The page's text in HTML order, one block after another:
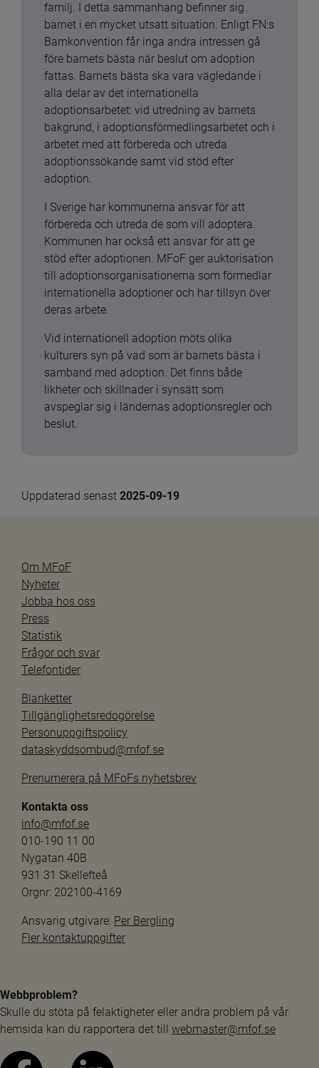
familj. I detta sammanhang befinner sig
barnet i en mycket utsatt situation. Enligt FN:s
Barnkonvention får inga andra intressen gå
före barnets bästa när beslut om adoption
fattas. Barnets bästa ska vara vägledande i
alla delar av det internationella
adoptionsarbetet: vid utredning av barnets
bakgrund, i adoptionsförmedlingsarbetet och i
arbetet med att förbereda och utreda
adoptionssökande samt vid stöd efter
adoption.
I Sverige har kommunerna ansvar för att
förbereda och utreda de som vill adoptera.
Kommunen har också ett ansvar för att ge
stöd efter adoptionen. MFoF ger auktorisation
till adoptionsorganisationerna som förmedlar
internationella adoptioner och har tillsyn över
deras arbete.
Vid internationell adoption möts olika
kulturers syn på vad som är barnets bästa i
samband med adoption. Det finns både
likheter och skillnader i synsätt som
avspeglar sig i ländernas adoptionsregler och
beslut.
Uppdaterad senast 2025-09-19
Om MFoF
Nyheter
Jobba hos oss
Press
Statistik
Frågor och svar
Telefontider
Blanketter
Tillgänglighetsredogörelse
Personuppgiftspolicy
dataskyddsombud@mfof.se
Prenumerera på MFoFs nyhetsbrev
Kontakta oss
info@mfof.se
010-190 11 00
Nygatan 40B
931 31 Skellefteå
Orgnr: 202100-4169
Ansvarig utgivare: Per Bergling
Fler kontaktuppgifter
Webbproblem?
Skulle du stöta på felaktigheter eller andra problem på vår
hemsida kan du rapportera det till webmaster@mfof.se